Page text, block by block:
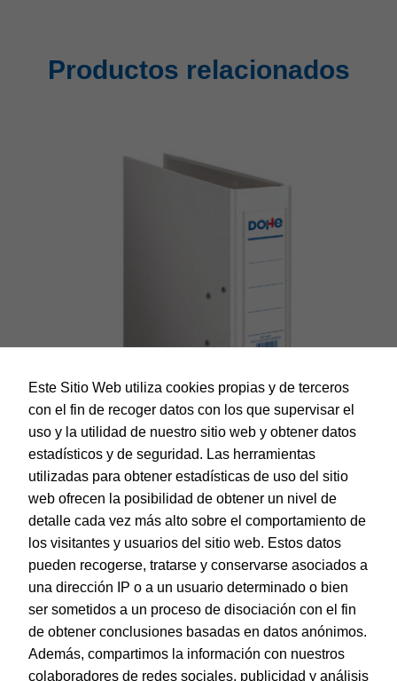
Productos relacionados
Dohe – Archivador Archicolor A4 lomo ancho blanco
EAN: 8421938900170
© Dohe - Camino de Madrid, 14
28970 • Humanes de Madrid (Madrid)
Este Sitio Web utiliza cookies propias y de terceros
con el fin de recoger datos con los que supervisar el
uso y la utilidad de nuestro sitio web y obtener datos
estadísticos y de seguridad. Las herramientas
utilizadas para obtener estadísticas de uso del sitio
web ofrecen la posibilidad de obtener un nivel de
detalle cada vez más alto sobre el comportamiento de
los visitantes y usuarios del sitio web. Estos datos
pueden recogerse, tratarse y conservarse asociados a
una dirección IP o a un usuario determinado o bien
ser sometidos a un proceso de disociación con el fin
de obtener conclusiones basadas en datos anónimos.
Además, compartimos la información con nuestros
colaboradores de redes sociales, publicidad y análisis